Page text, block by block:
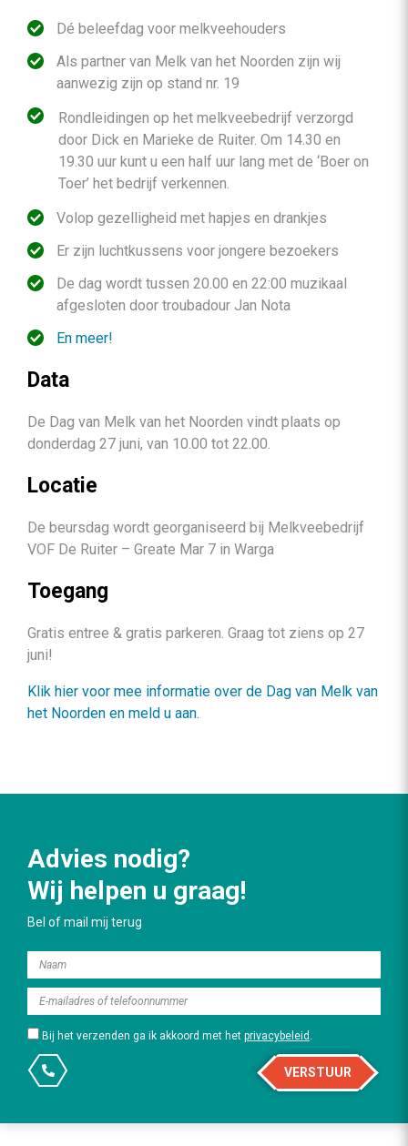
Dé beleefdag voor melkveehouders
Als partner van Melk van het Noorden zijn wij
aanwezig zijn op stand nr. 19
Rondleidingen op het melkveebedrijf verzorgd
door Dick en Marieke de Ruiter. Om 14.30 en
19.30 uur kunt u een half uur lang met de ‘Boer on
Toer’ het bedrijf verkennen.
Volop gezelligheid met hapjes en drankjes
Er zijn luchtkussens voor jongere bezoekers
De dag wordt tussen 20.00 en 22:00 muzikaal
afgesloten door troubadour Jan Nota
En meer!
Data
De Dag van Melk van het Noorden vindt plaats op
donderdag 27 juni, van 10.00 tot 22.00.
Locatie
De beursdag wordt georganiseerd bij Melkveebedrijf
VOF De Ruiter – Greate Mar 7 in Warga
Toegang
Gratis entree & gratis parkeren. Graag tot ziens op 27
juni!
Klik hier voor mee informatie over de Dag van Melk van
het Noorden en meld u aan.
Advies nodig?
Wij helpen u graag!
Bel of mail mij terug
Bij het verzenden ga ik akkoord met het privacybeleid .
VERSTUUR